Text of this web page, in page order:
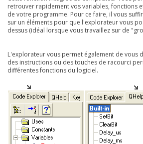
retrouver rapidement vos variables, fonctions
de votre programme. Pour ce faire, il vous
sur un éléments pour que l'explorateur vous
dessus (idéal lorsque vous travaillez sur de
L'explorateur vous permet également de vous
des instructions ou des touches de racourci
différentes fonctions du logiciel.